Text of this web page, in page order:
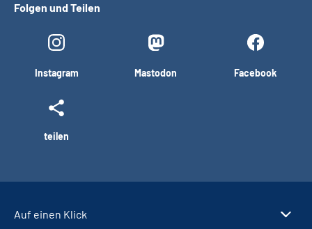
Folgen und Teilen
Instagram Mastodon Facebook
teilen
Auf einen Klick